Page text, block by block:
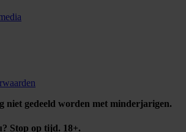
niet gedeeld worden met minderjarigen.
Stop op tijd. 18+.